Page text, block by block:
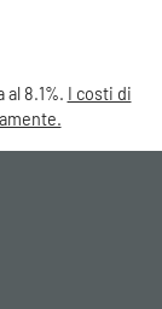
8.1%. I costi di